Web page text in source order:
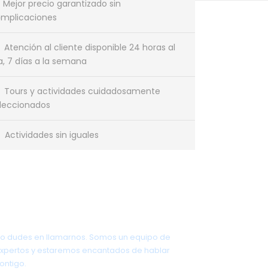
Mejor precio garantizado sin
Atención al cliente disponible 24 horas al
7 días a la semana
Tours y actividades cuidadosamente
Actividades sin iguales
dudes en llamarnos. Somos un equipo de
y estaremos encantados de hablar